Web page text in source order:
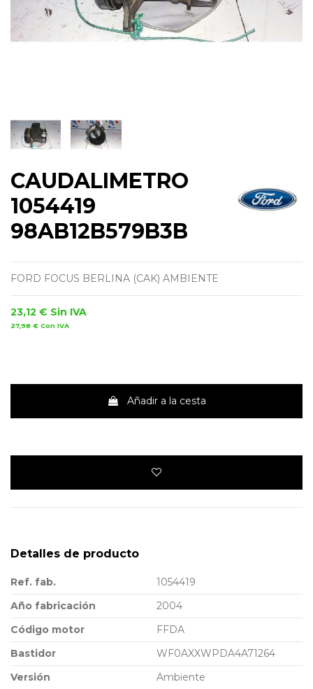
CAUDALIMETRO
1054419
98AB12B579B3B
FORD FOCUS BERLINA (CAK) AMBIENTE
23,12 € Sin IVA
27,98 € Con IVA
Añadir a la cesta
Detalles de producto
Ref. fab.
1054419
Año fabricación
2004
Código motor
FFDA
Bastidor
WF0AXXWPDA4A71264
Versión
Ambiente